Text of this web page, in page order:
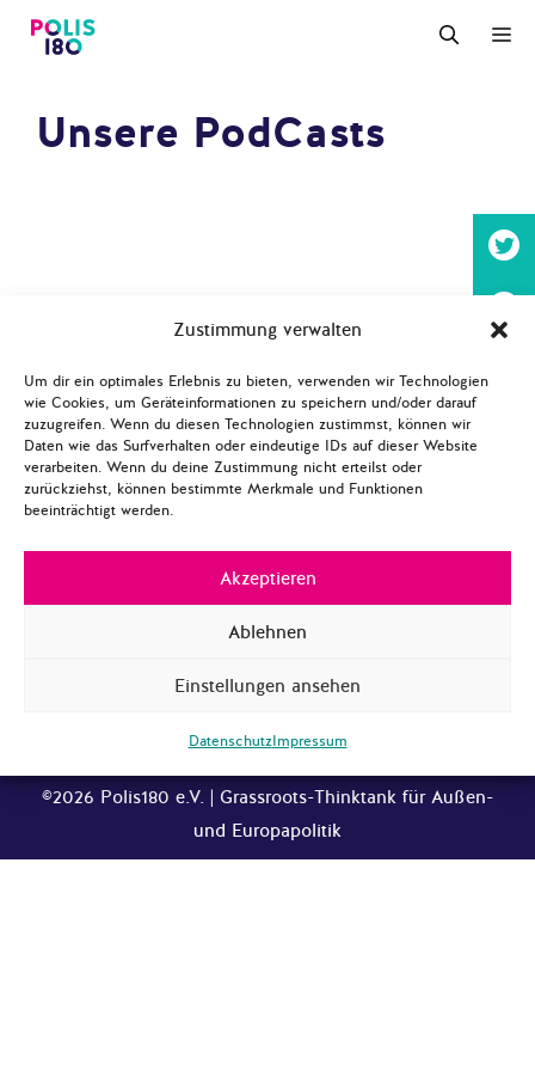
Zustimmung verwalten
Um dir ein optimales Erlebnis zu bieten, verwenden wir Technologien
wie Cookies, um Geräteinformationen zu speichern und/oder darauf
zuzugreifen. Wenn du diesen Technologien zustimmst, können wir
Daten wie das Surfverhalten oder eindeutige IDs auf dieser Website
verarbeiten. Wenn du deine Zustimmung nicht erteilst oder
zurückziehst, können bestimmte Merkmale und Funktionen
beeinträchtigt werden.
Akzeptieren
Ablehnen
Einstellungen ansehen
DatenschutzImpressum
Zum
Inhalt
Unsere PodCasts
[gravityform id=“8″ title=“false“
description=“true“ ajax=“false“]
KONTAKT
©2026 Polis180 e.V. | Grassroots-Thinktank für Außen-
und Europapolitik